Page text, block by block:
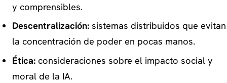
y comprensibles.
Descentralización:sistemas distribuidos que evitan
la concentración de poder en pocas manos.
Ética:consideraciones sobre el impacto social y
moral de la IA.